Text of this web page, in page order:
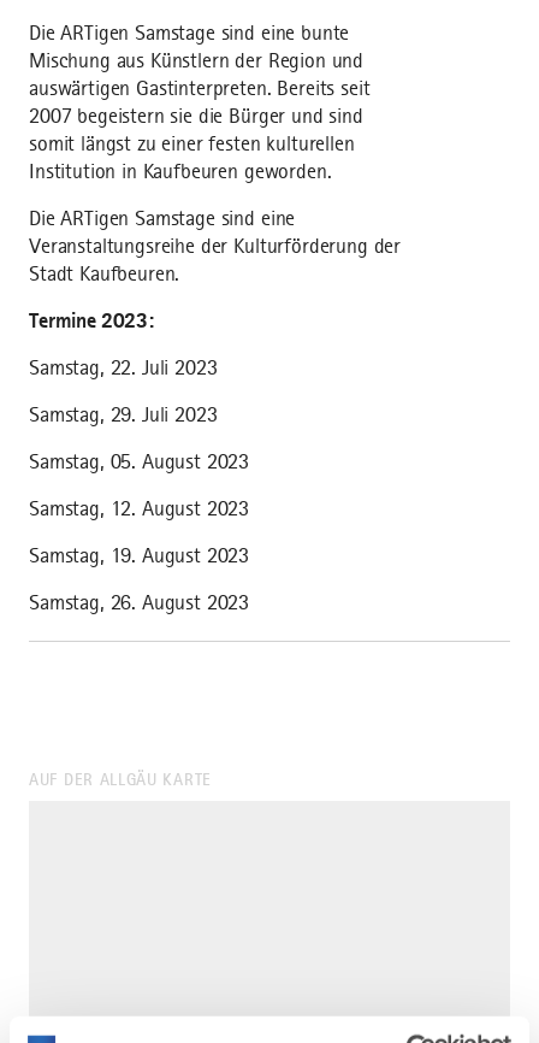
Die ARTigen Samstage sind eine bunte
Mischung aus Künstlern der Region und
auswärtigen Gastinterpreten. Bereits seit
2007 begeistern sie die Bürger und sind
somit längst zu einer festen kulturellen
Institution in Kaufbeuren geworden.
Die ARTigen Samstage sind eine
Veranstaltungsreihe der Kulturförderung der
Stadt Kaufbeuren.
Termine 2023:
Samstag, 22. Juli 2023
Samstag, 29. Juli 2023
Samstag, 05. August 2023
Samstag, 12. August 2023
Samstag, 19. August 2023
Samstag, 26. August 2023
AUF DER ALLGÄU KARTE